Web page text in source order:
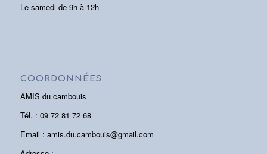
Le samedi de 9h à 12h
COORDONNÉES
AMIS du cambouis
Tél. : 09 72 81 72 68
Email : amis.du.cambouis@gmail.com